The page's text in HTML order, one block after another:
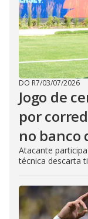
DO R7/03/07/2026
Jogo de
por
no banco
Atacante
técnica descarta